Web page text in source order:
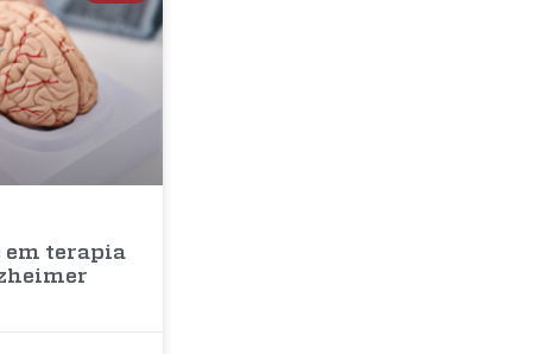
em terapia